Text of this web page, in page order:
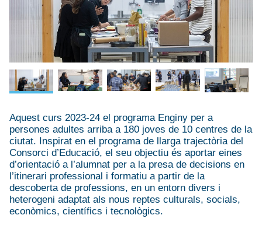
Aquest curs 2023-24 el programa Enginy per a
persones adultes arriba a 180 joves de 10 centres de la
ciutat. Inspirat en el programa de llarga trajectòria del
Consorci d’Educació, el seu objectiu és aportar eines
d’orientació a l’alumnat per a la presa de decisions en
l’itinerari professional i formatiu a partir de la
descoberta de professions, en un entorn divers i
heterogeni adaptat als nous reptes culturals, socials,
econòmics, científics i tecnològics.